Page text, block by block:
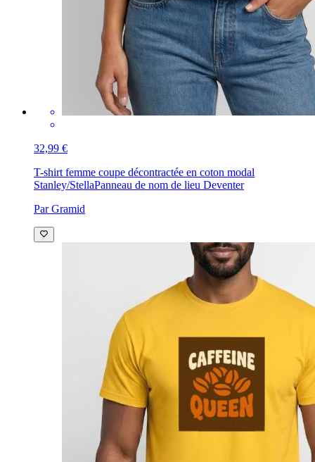
32,99 €
T-shirt femme coupe décontractée en coton modal
Stanley/StellaPanneau de nom de lieu Deventer
Par Gramid